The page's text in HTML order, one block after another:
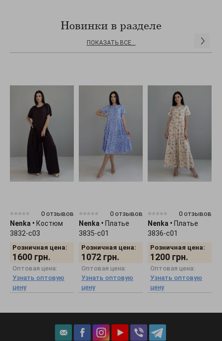
Новинки в разделе
ПОКАЗАТЬ ВСЕ...
0 отзывов
Nenka • Костюм
3832-c03
Розничная цена:
1600 грн.
Оптовая цена:
Узнать оптовую
цену
0 отзывов
Nenka • Платье
3835-c01
Розничная цена:
1072 грн.
Оптовая цена:
Узнать оптовую
цену
0 отзывов
Nenka • Платье
3836-c01
Розничная цена:
1200 грн.
Оптовая цена:
Узнать оптовую
цену